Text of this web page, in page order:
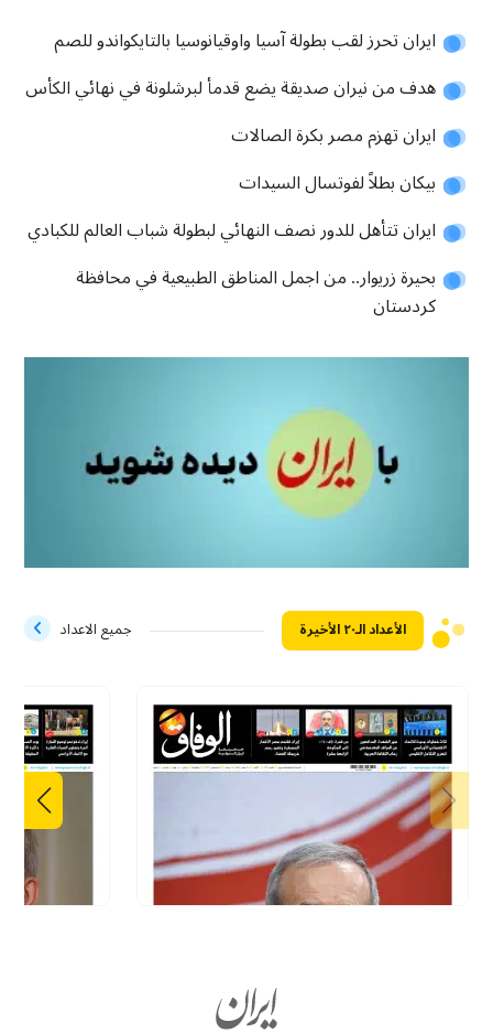
ايران تحرز لقب بطولة آسيا واوقيانوسيا بالتايكواندو للصم
هدف من نيران صديقة يضع قدمأ لبرشلونة في نهائي الكأس
ايران تهزم مصر بكرة الصالات
بيكان بطلاً لفوتسال السيدات
ايران تتأهل للدور نصف النهائي لبطولة شباب العالم للكبادي
بحيرة زريوار.. من اجمل المناطق الطبيعية في محافظة
كردستان
الأعداد الـ۲۰ الأخيرة جميع الاعداد